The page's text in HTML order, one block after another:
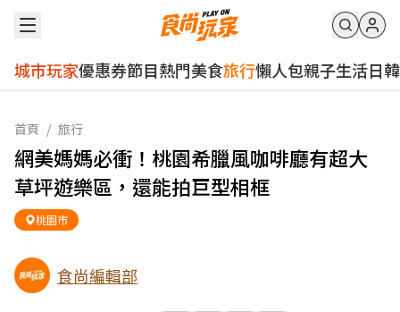
城市玩家優惠券節目熱門美食旅行懶人包親子生活日韓
首頁 / 旅行
網美媽媽必衝！桃園希臘風咖啡廳有超大
草坪遊樂區，還能拍巨型相框
桃園市
食尚編輯部